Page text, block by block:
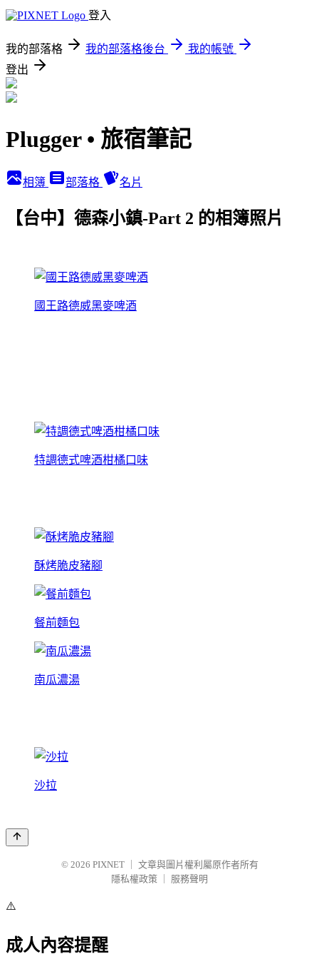
登入
我的部落格 我的部落格後台
我的帳號
登出
Plugger • 旅宿筆記
相簿 部落格 名片
【台中】德森小鎮-Part 2 的相簿照片
國王路德威黑麥啤酒
特調德式啤酒柑橘口味
酥烤脆皮豬腳
餐前麵包
南瓜濃湯
沙拉
© 2026 PIXNET
文章與圖片權利屬原作者所有
隱私權政策
服務聲明
⚠️
成人內容提醒